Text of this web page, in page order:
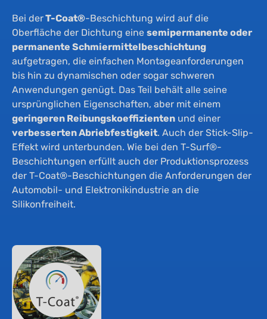
Bei derT-Coat®-Beschichtung wird auf die
Oberfläche der Dichtung eine semipermanente oder
permanente Schmiermittelbeschichtung
aufgetragen, die einfachen Montageanforderungen
bis hin zu dynamischen oder sogar schweren
Anwendungen genügt. Das Teil behält alle seine
ursprünglichen Eigenschaften, aber mit einem
geringeren Reibungskoeffizienten und einer
verbesserten Abriebfestigkeit. Auch der Stick-Slip-
Effekt wird unterbunden. Wie bei den T-Surf®-
Beschichtungen erfüllt auch der Produktionsprozess
der T-Coat®-Beschichtungen die Anforderungen der
Automobil- und Elektronikindustrie an die
Silikonfreiheit.